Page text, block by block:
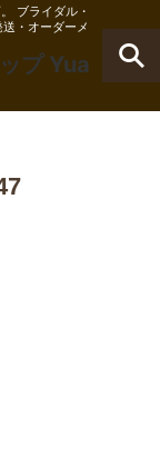
ブライダル・
・オーダーメ
プ Yua